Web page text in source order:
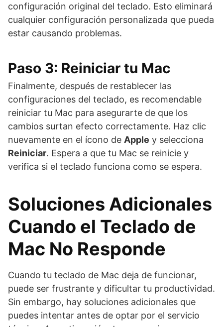
configuración original del teclado. Esto eliminará
cualquier configuración personalizada que pueda
estar causando problemas.
Paso 3: Reiniciar tu Mac
Finalmente, después de restablecer las
configuraciones del teclado, es recomendable
reiniciar tu Mac para asegurarte de que los
cambios surtan efecto correctamente. Haz clic
nuevamente en el ícono de Apple y selecciona
Reiniciar. Espera a que tu Mac se reinicie y
verifica si el teclado funciona como se espera.
Soluciones Adicionales
Cuando el Teclado de
Mac No Responde
Cuando tu teclado de Mac deja de funcionar,
puede ser frustrante y dificultar tu productividad.
Sin embargo, hay soluciones adicionales que
puedes intentar antes de optar por el servicio